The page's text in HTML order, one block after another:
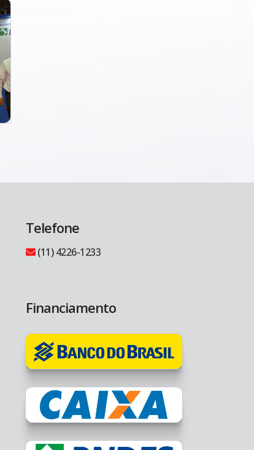
Telefone
(11) 4226-1233
Financiamento